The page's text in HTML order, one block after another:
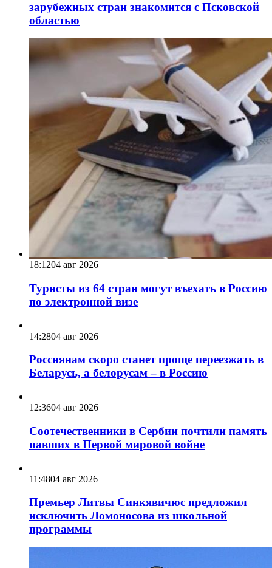
зарубежных стран знакомится с Псковской
областью
18:1204 авг 2026
Туристы из 64 стран могут въехать в Россию
по электронной визе
14:2804 авг 2026
Россиянам скоро станет проще переезжать в
Беларусь, а белорусам – в Россию
12:3604 авг 2026
Соотечественники в Сербии почтили память
павших в Первой мировой войне
11:4804 авг 2026
Премьер Литвы Синкявичюс предложил
исключить Ломоносова из школьной
программы